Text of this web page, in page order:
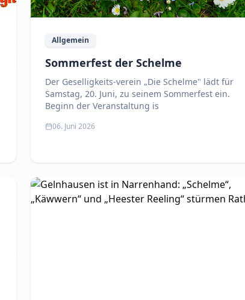
Allgemein
Sommerfest der Schelme
Der Geselligkeits-verein „Die Schelme" lädt für
Samstag, 20. Juni, zu seinem Sommerfest ein.
Beginn der Veranstaltung is
06. Juni 2026